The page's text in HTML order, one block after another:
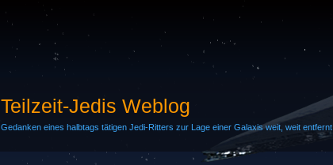
Teilzeit-Jedis Weblog
Gedanken eines halbtags tätigen Jedi-Ritters zur Lage einer Galaxis weit, weit entfernt.